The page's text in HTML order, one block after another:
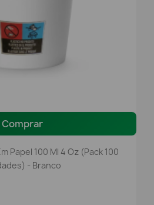
Comprar
Papel 100 Ml 4 Oz (Pack 100
- Branco